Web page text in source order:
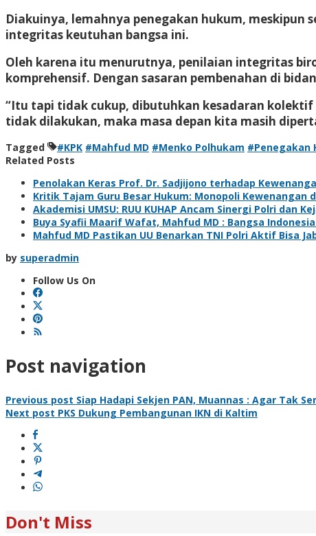
Diakuinya, lemahnya penegakan hukum,
integritas keutuhan bangsa ini.
Oleh karena itu menurutnya, penilaian integritas
komprehensif. Dengan sasaran pembenahan di
“Itu tapi tidak cukup, dibutuhkan kesadaran
tidak dilakukan, maka masa depan kita masih
Tagged #KPK #Mahfud MD #Menko Polhukam #Penegakan
Related Posts
Penolakan Keras Prof. Dr. Sadjijono terhadap
Kritik Tajam Guru Besar Hukum: Monopoli Kewenangan
Akademisi UMSU: RUU KUHAP Ancam Sinergi Polri dan
Buya Syafii Maarif Wafat, Mahfud MD : Bangsa
Mahfud MD Pastikan UU Benarkan TNI Polri Aktif Bisa
by superadmin
Follow Us On
Post navigation
Previous post Siap Hadapi Sekjen PAN, Muannas : Agar Tak
Next post PKS Dukung Pembangunan IKN di Kaltim
Don't Miss